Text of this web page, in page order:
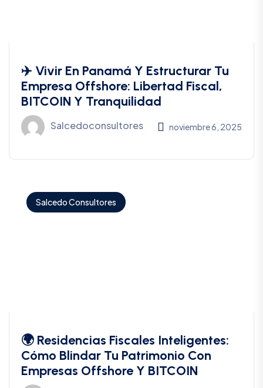
✈️ Vivir En Panamá Y Estructurar Tu
Empresa Offshore: Libertad Fiscal,
BITCOIN Y Tranquilidad
Salcedoconsultores noviembre 6, 2025
Salcedo Consultores
🌍 Residencias Fiscales Inteligentes:
Cómo Blindar Tu Patrimonio Con
Empresas Offshore Y BITCOIN